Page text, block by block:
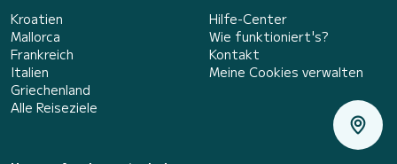
Kroatien
Mallorca
Frankreich
Italien
Griechenland
Alle Reiseziele
Hilfe-Center
Wie funktioniert's?
Kontakt
Meine Cookies verwalten